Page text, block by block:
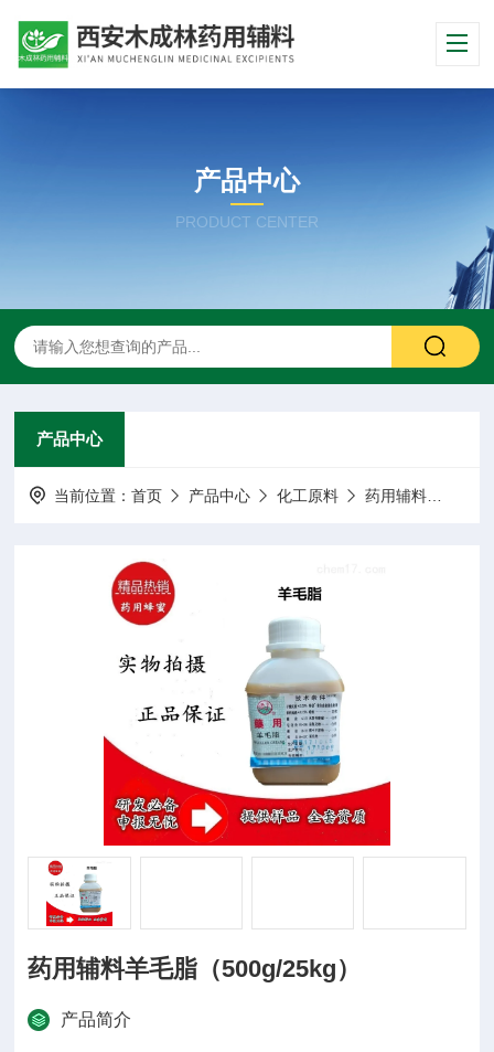
产品中心
PRODUCT CENTER
产品中心
当前位置：首页 产品中心 化工原料 药用辅料
药用辅料羊毛脂（500g/25kg）
产品简介